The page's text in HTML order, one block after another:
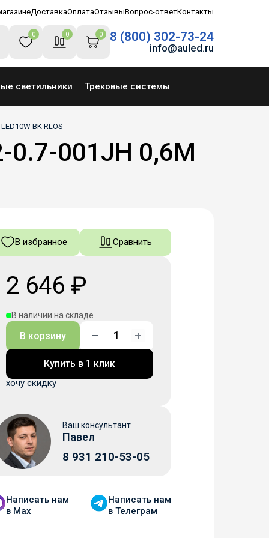
ДоставкаОплатаОтзывыВопрос-ответКонтакты
0 0 0 8 (800) 302-73-24
info@auled.ru
светильники Трековые системы
BK RLOS
001JH 0,6M
Ваш консультант
Павел
8 931 210-53-05
Написать нам
в Мax
Написать нам
в Телеграм
В избранное Сравнить
2 646 ₽
В наличии на складе
В корзину
Купить в 1 клик
хочу скидку